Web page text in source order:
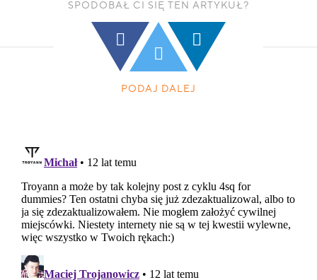
SPODOBAŁ CI SIĘ TEN ARTYKUŁ?
PODAJ DALEJ